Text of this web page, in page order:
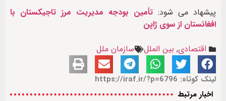
پیشهاد می شود: تأمین بودجه مدیریت مرز تاجیکستان با
افغانستان از سوی ژاپن
اقتصادی, بین الملل سازمان ملل
لینک کوتاه: https://iraf.ir/?p=6796
اخبار مرتبط